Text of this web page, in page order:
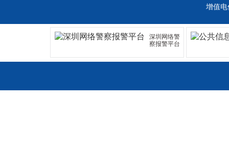
增值
深圳网络警
察报警平台